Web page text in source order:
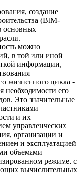
создание
(BIM-
основных
можно
в той или иной
информации,
жизненного цикла -
необходимости его
Это значительные
и их
управленческих
организации и
и эксплуатацией
объемами
режиме, с
вычислительных